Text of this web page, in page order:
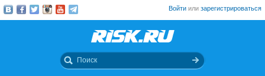
Войти или зарегистрироваться